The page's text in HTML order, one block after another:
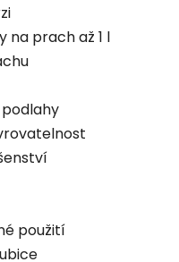
na prach až 1 l
použití